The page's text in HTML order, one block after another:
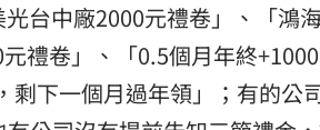
台中廠2000元禮卷」、「鴻
禮卷」、「0.5個月年終
下一個月過年領」；有的公